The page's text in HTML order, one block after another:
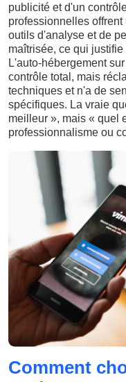
publicité et d'un
professionnelles
outils d'analyse et de
maîtrisée, ce qui
L'auto-hébergement
contrôle total, mais
techniques et n'a de
spécifiques. La vraie
meilleur », mais « quel
professionnalisme ou
Comment